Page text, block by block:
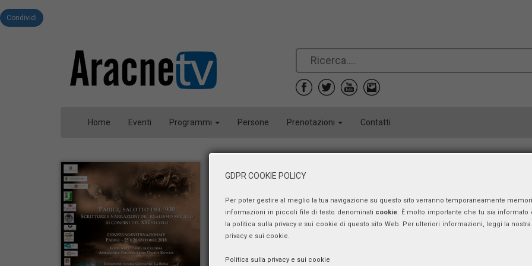
Condividi
Home Eventi Programmi Persone Prenotazioni Contatti
Convegno
Parigi, salotto del ‘900
Scritture e narrazioni del realismo
giovedì 25 ottobre 2018 - venerdì 26 ottobre 2018
GDPR COOKIE POLICY
Per poter gestire al meglio la tua navigazione su questo sito verranno temporaneamente
informazioni in piccoli file di testo denominati cookie. È molto importante che tu sia informato
la politica sulla privacy e sui cookie di questo sito Web. Per ulteriori informazioni, leggi la
privacy e sui cookie.
Politica sulla privacy e sui cookie